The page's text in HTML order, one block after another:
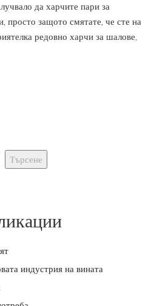
да харчите пари за
просто защото смятате, че сте на
редовно харчи за шалове,
Търсене
индустрия на вината